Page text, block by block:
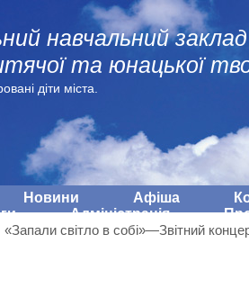
навчальний заклад
та юнацької
діти міста.
Новини Афіша
Адмiнiстрацiя
«Запали світло в собі»—Звітний